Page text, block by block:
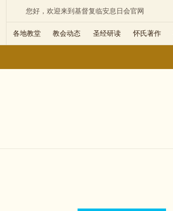
您好，欢迎来到基督复临安息日会官网
各地教堂 教会动态 圣经研读 怀氏著作